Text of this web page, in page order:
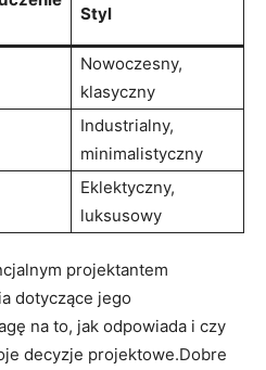
Styl
Nowoczesny,
klasyczny
Industrialny,
minimalistyczny
Eklektyczny,
luksusowy
projektantem
dotyczące jego
na ‌to, jak odpowiada i czy
decyzje ​projektowe.Dobre